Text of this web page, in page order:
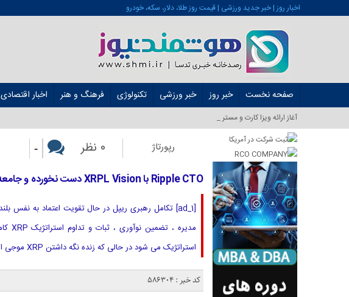
اخبار روز | خبر جدید ورزشی | قیمت روز طلا، دلار، سکه، خودرو
صفحه نخست خبر روز خبر ورزشی تکنولوژی فرهنگ و هنر اخبار اقتصادی
آغاز ارائه ویزا کارت و مستر کارت در ایران ا_
رپورتاژ 0 نظر -
Ripple CTO با XRPL Vision دست نخورده و جامعه XRP بی وقفه است
استراتژیک می شود در حالی که زنده نگه داشتن XRP موجی از
کد خبر : 586304